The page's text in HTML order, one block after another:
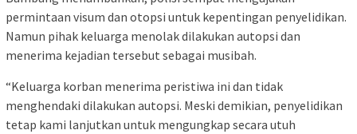
permintaan visum dan otopsi untuk kepentingan penyelidikan.
Namun pihak keluarga menolak dilakukan autopsi dan
menerima kejadian tersebut sebagai musibah.
“Keluarga korban menerima peristiwa ini dan tidak
menghendaki dilakukan autopsi. Meski demikian, penyelidikan
tetap kami lanjutkan untuk mengungkap secara utuh